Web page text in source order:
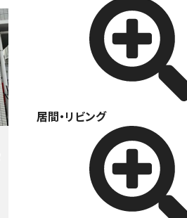
居間・リビング